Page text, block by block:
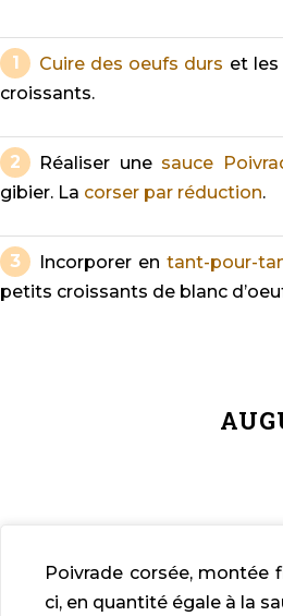
Cuire des oeufs durs et les
croissants.
Réaliser une sauce
gibier. La corser par réduction.
Incorporer entant-pour-
petits croissants de blanc
Poivrade corsée, montée
ci, en quantité égale à la